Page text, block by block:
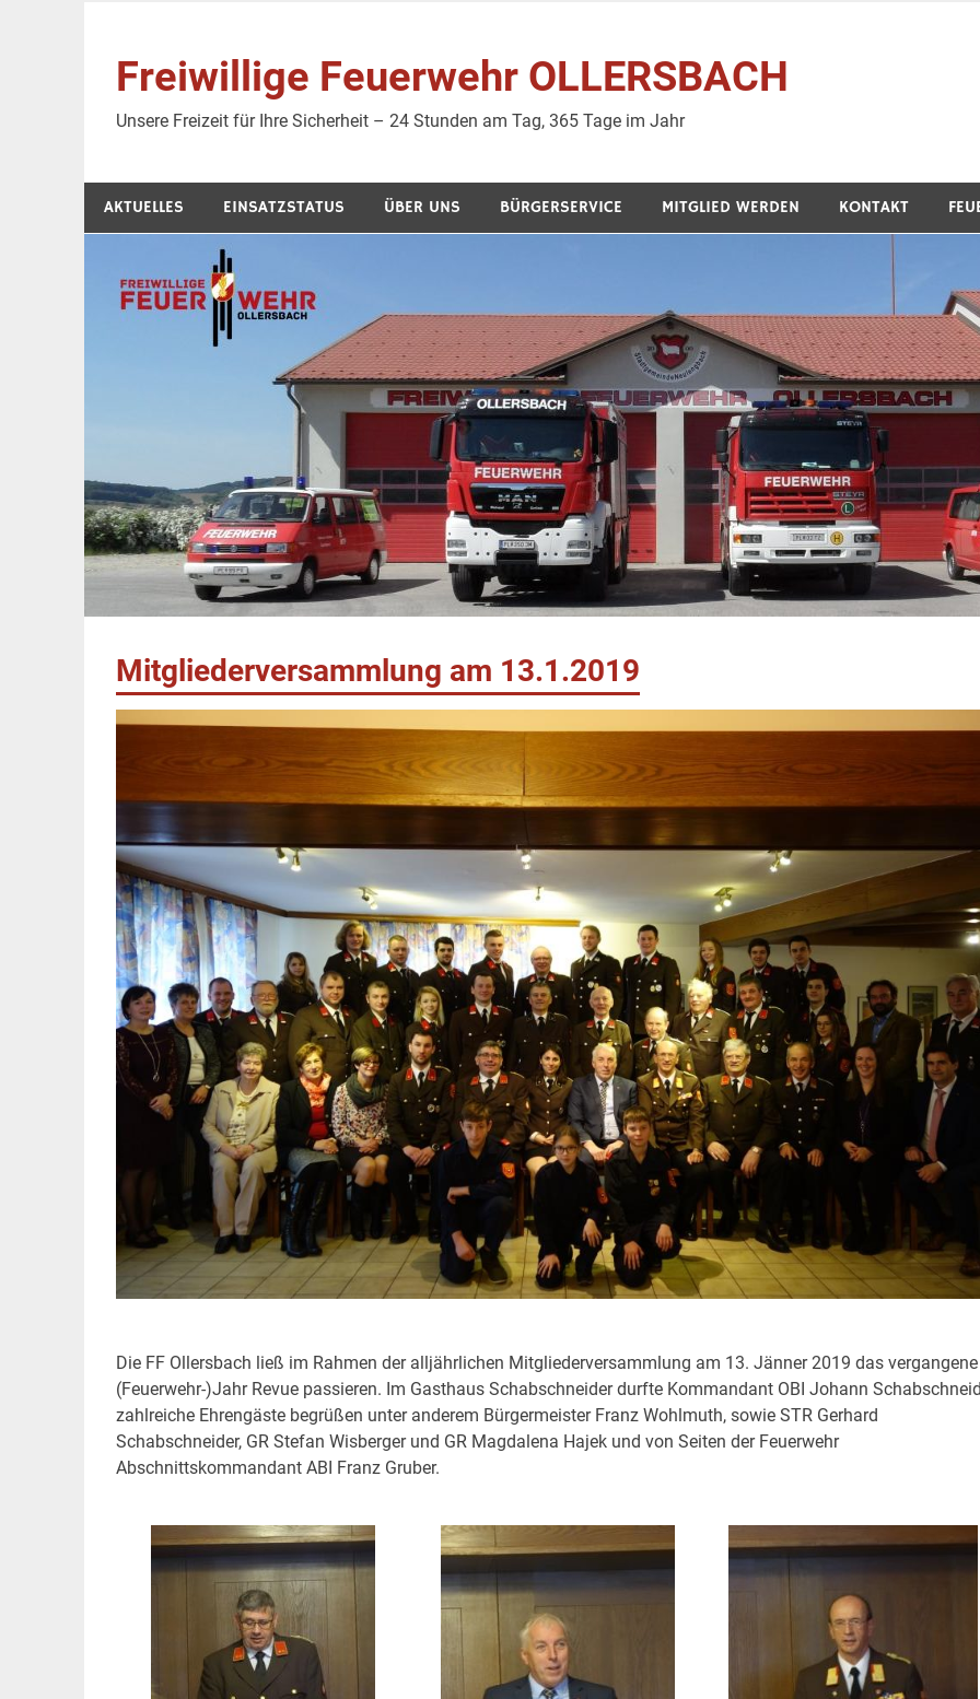
springen
Freiwillige Feuerwehr OLLERSBACH
Unsere Freizeit für Ihre Sicherheit – 24 Stunden am Tag, 365 Tage im Jahr
AKTUELLES EINSATZSTATUS ÜBER UNS BÜRGERSERVICE MITGLIED WERDEN KONTAKT
Mitgliederversammlung am 13.1.2019
Die FF Ollersbach ließ im Rahmen der alljährlichen Mitgliederversammlung am 13. Jänner 2019 das vergangene
(Feuerwehr-)Jahr Revue passieren. Im Gasthaus Schabschneider durfte Kommandant OBI Johann
zahlreiche Ehrengäste begrüßen unter anderem Bürgermeister Franz Wohlmuth, sowie STR Gerhard
Schabschneider, GR Stefan Wisberger und GR Magdalena Hajek und von Seiten der Feuerwehr
Abschnittskommandant ABI Franz Gruber.